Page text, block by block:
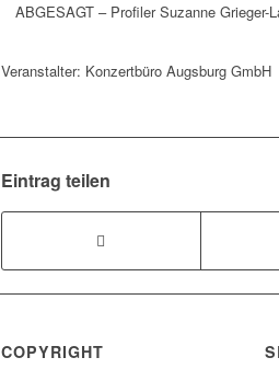
ABGESAGT – Profiler Suzanne Grieger-
Veranstalter: Konzertbüro Augsburg GmbH
Eintrag teilen
COPYRIGHT